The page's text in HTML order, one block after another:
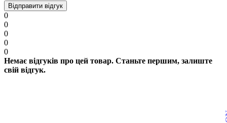
Відправити відгук
0
0
0
0
0
Немає відгуків про цей товар. Станьте першим, залиште
свій відгук.